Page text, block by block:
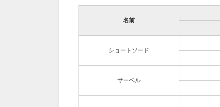
名前
ショートソード
サーベル